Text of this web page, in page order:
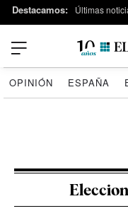
Destacamos: Últimas
OPINIÓN ESPAÑA